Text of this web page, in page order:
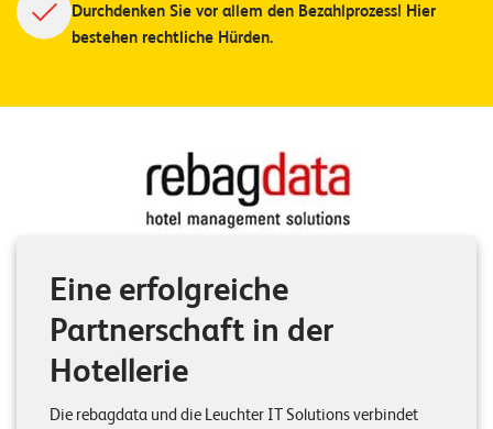
Durchdenken Sie vor allem den Bezahlprozess! Hier
bestehen rechtliche Hürden.
Eine erfolgreiche
Partnerschaft in der
Hotellerie
Die rebagdata und die Leuchter IT Solutions verbindet